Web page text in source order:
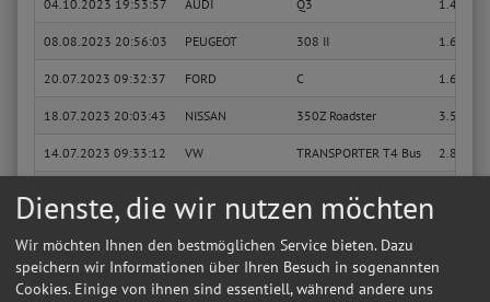
04.10.2023 19:53:57 AUDI Q3 1.4 TSI
08.08.2023 20:56:03 PEUGEOT 308 II 1.6
20.07.2023 09:32:37 FORD C 1.6 Ti
18.07.2023 20:03:43 NISSAN 350Z Roadster 3.5
14.07.2023 09:33:12 VW TRANSPORTER T4 Bus 2.8 VR 6
06.07.2023 11:34:34
03.07.2023 21:27:40 FIAT 500X
Dienste, die wir nutzen möchten
Wir möchten Ihnen den bestmöglichen Service bieten. Dazu
speichern wir Informationen über Ihren Besuch in sogenannten
Cookies. Einige von ihnen sind essentiell, während andere uns